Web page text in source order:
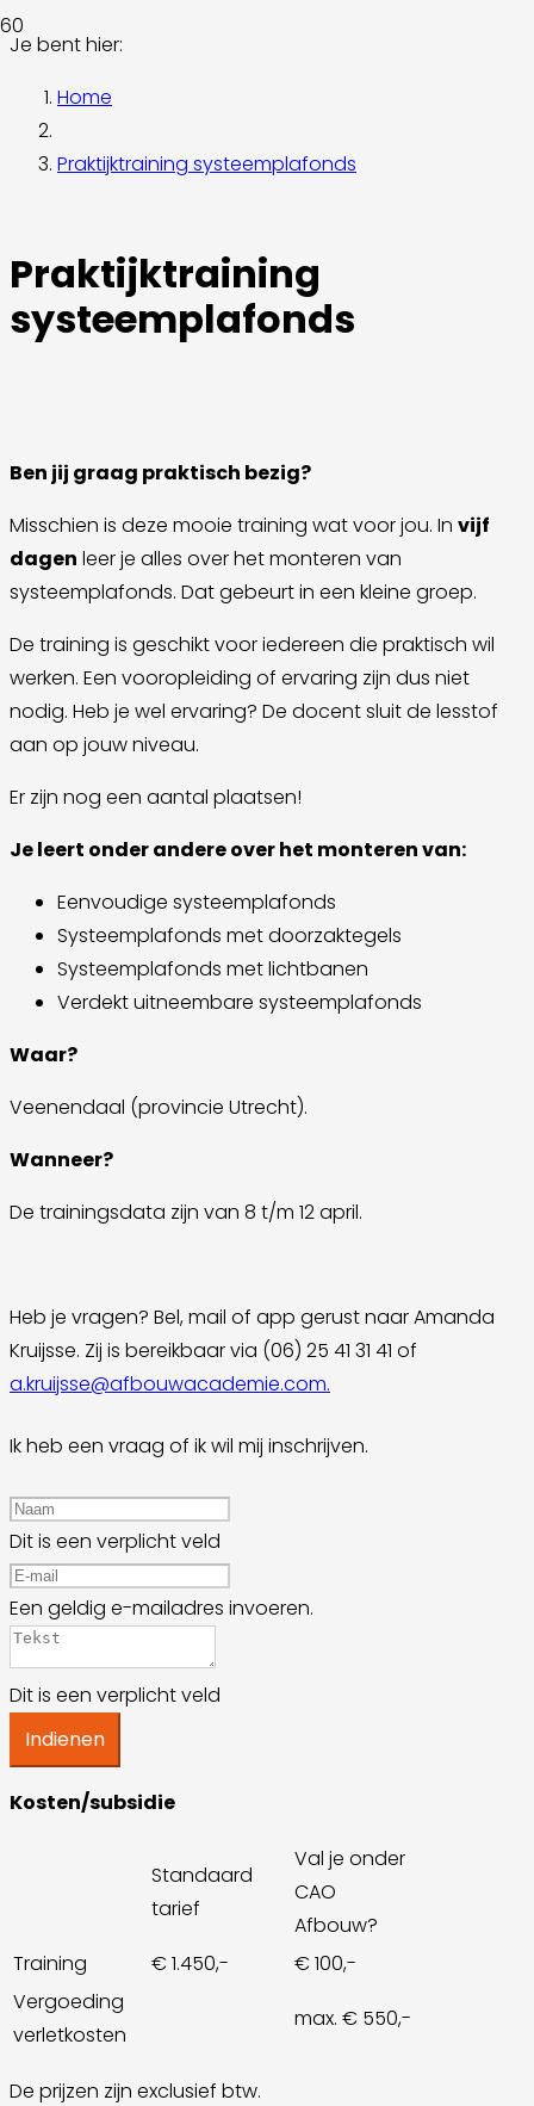
Je bent hier:
Home
Praktijktraining systeemplafonds
Praktijktraining
systeemplafonds
Ben jij graag praktisch bezig?
Misschien is deze mooie training wat voor jou. In vijf
dagen leer je alles over het monteren van
systeemplafonds. Dat gebeurt in een kleine groep.
De training is geschikt voor iedereen die praktisch wil
werken. Een vooropleiding of ervaring zijn dus niet
nodig. Heb je wel ervaring? De docent sluit de lesstof
aan op jouw niveau.
Er zijn nog een aantal plaatsen!
Je leert onder andere over het monteren van:
Eenvoudige systeemplafonds
Systeemplafonds met doorzaktegels
Systeemplafonds met lichtbanen
Verdekt uitneembare systeemplafonds
Waar?
Veenendaal (provincie Utrecht).
Wanneer?
De trainingsdata zijn van 8 t/m 12 april.
Heb je vragen? Bel, mail of app gerust naar Amanda
Kruijsse. Zij is bereikbaar via (06) 25 41 31 41 of
a.kruijsse@afbouwacademie.com.
Ik heb een vraag of ik wil mij inschrijven.
Dit is een verplicht veld
Een geldig e-mailadres invoeren.
Dit is een verplicht veld
Indienen
Kosten/subsidie
Standaard
tarief
Val je onder
CAO
Afbouw?
Training
€ 1.450,-
€ 100,-
Vergoeding
verletkosten
max. € 550,-
De prijzen zijn exclusief btw.